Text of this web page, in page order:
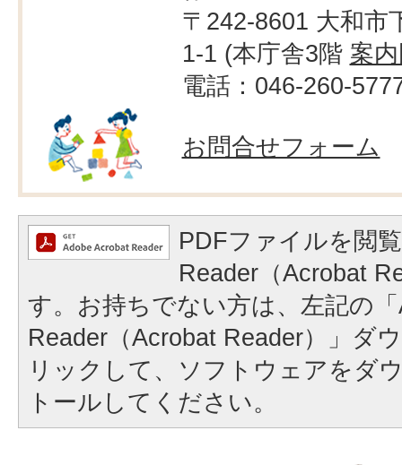
〒242-8601 大和市
1-1 (本庁舎3階 案
電話：046-260-
お問合せフォーム
PDFファイルを閲
Reader（Acrobat
す。お持ちでない方は、左記の
Reader（Acrobat Reader）」ダ
リックして、ソフトウェアをダ
トールしてください。